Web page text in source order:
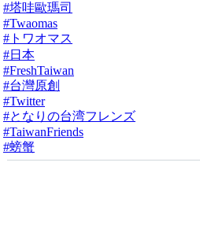
#塔哇歐瑪司
#Twaomas
#トワオマス
#日本
#FreshTaiwan
#台灣原創
#Twitter
#となりの台湾フレンス
#TaiwanFriends
#螃蟹